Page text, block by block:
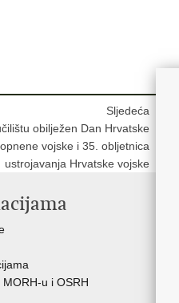
Sljedeća
obilježen Dan Hrvatske
vojske i 35. obljetnica
ustrojavanja Hrvatske vojske
u i OSRH